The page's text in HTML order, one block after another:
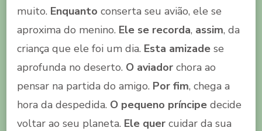
muito. Enquanto conserta seu avião, ele se
aproxima do menino. Ele se recorda, assim, da
criança que ele foi um dia. Esta amizade se
aprofunda no deserto. O aviador chora ao
pensar na partida do amigo. Por fim, chega a
hora da despedida. O pequeno príncipe decide
voltar ao seu planeta. Ele quer cuidar da sua